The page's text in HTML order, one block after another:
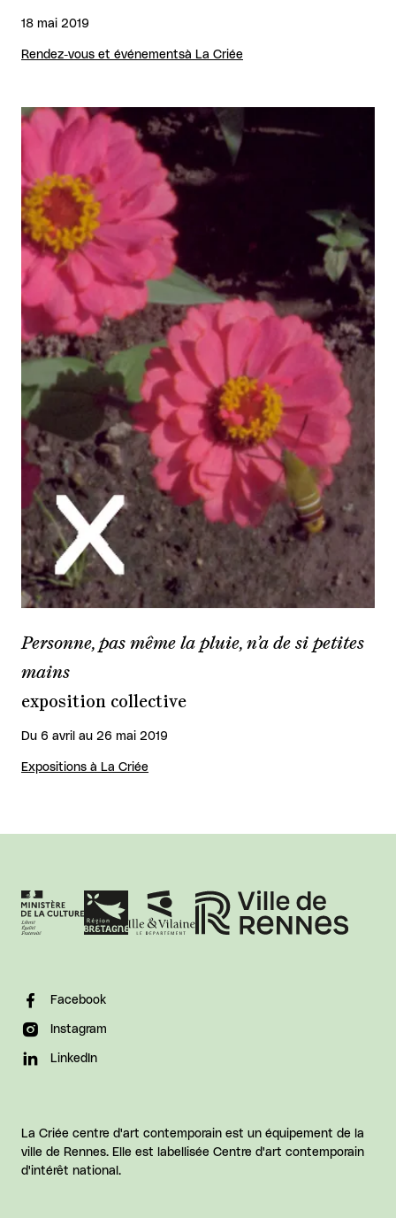
18 mai 2019
Rendez-vous et événementsà La Criée
Personne, pas même la pluie, n’a de si petites
mains
exposition collective
Du 6 avril au 26 mai 2019
Expositions à La Criée
Facebook
Instagram
LinkedIn
La Criée centre d'art contemporain est un équipement de la
ville de Rennes. Elle est labellisée Centre d'art contemporain
d'intérêt national.